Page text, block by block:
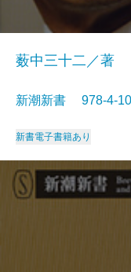
薮中三十二／著
新潮新書 978-4-
新書電子書籍あり